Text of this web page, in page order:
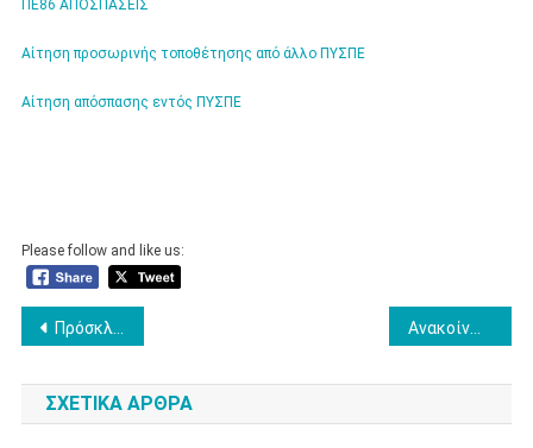
ΠΕ86 ΑΠΟΣΠΑΣΕΙΣ
Αίτηση προσωρινής τοποθέτησης από άλλο ΠΥΣΠΕ
Αίτηση απόσπασης εντός ΠΥΣΠΕ
Please follow and like us:
Πλοήγηση
άρθρων
Πρόσκληση νεοδιοριζόμενων εκπαιδευτικών Πρωτοβάθμιας και Δευτεροβάθμιας Εκπαίδευσης για υποβολή αιτήσεων απόσπασης από ΠΥΣΠΕ/ΠΥΣΔΕ σε ΠΥΣΠΕ/ΠΥΣΔΕ και σε δομές της Ειδικής Αγωγής για το διδακτικό έτος 2025-2026 Ανακοίνωση Υπουργικών Αποφάσεων
ΣΧΕΤΙΚΆ ΆΡΘΡΑ